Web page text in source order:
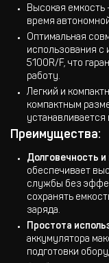
Высокая емкость
время
Оптимальная
использования с
5100R/F, что
работу.
Легкий и
компактным
устанавливается
Преимущества:
Долговечность
обеспечивает
службы без
сохранять
заряда.
Простота
аккумулятора
подготовки